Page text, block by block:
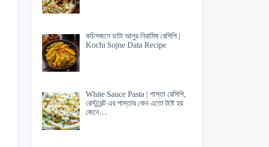
কচিসজনে ডাটা আলুর নিরামিষ রেসিপি |
Kochi Sojne Data Recipe
White Sauce Pasta | পাস্তা রেসিপি,
রেস্টুরেন্ট এর পাস্তার কেন এতো টষ্টে হয়
জেনে…